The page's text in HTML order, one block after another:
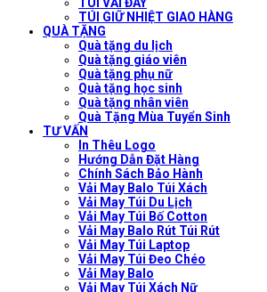
TÚI GIỮ NHIỆT GIAO HÀNG
QUÀ TẶNG
Quà tặng du lịch
Quà tặng giáo viên
Quà tặng phụ nữ
Quà tặng học sinh
Quà tặng nhân viên
Quà Tặng Mùa Tuyển Sinh
TƯ VẤN
In Thêu Logo
Hướng Dẫn Đặt Hàng
Chính Sách Bảo Hành
Vải May Balo Túi Xách
Vải May Túi Du Lịch
Vải May Túi Bố Cotton
Vải May Balo Rút Túi Rút
Vải May Túi Laptop
Vải May Túi Đeo Chéo
Vải May Balo
Vải May Túi Xách Nữ